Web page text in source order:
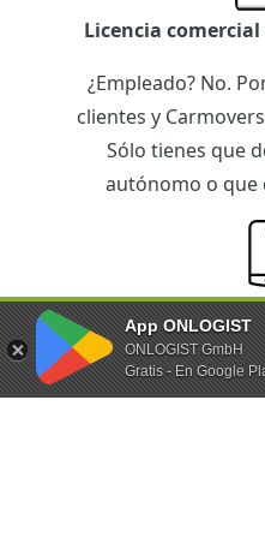
App ONLOGIST
ONLOGIST GmbH
Gratis - En Google
Licencia
¿Empleado? No.
clientes y
Sólo tienes que
autónomo o que
iPhone o
¿Equipo técnico?
La app de